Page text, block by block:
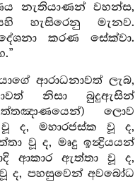
නැතියාණන් වහන්ස,
හැසිරෙනු මැනව.
කරණ සේක්වා.
ආරාධනාවත් ලැබ,
නිසා බුදුඇසින්
ලොව
ද, මහාරජස්ක වූ ද,
වූ ද, මෘදු ඉන්‍ද්‍රියයන්
ආකාර ඇත්තා වූ ද,
වූ ද, පහසුවෙන් අවබෝධ